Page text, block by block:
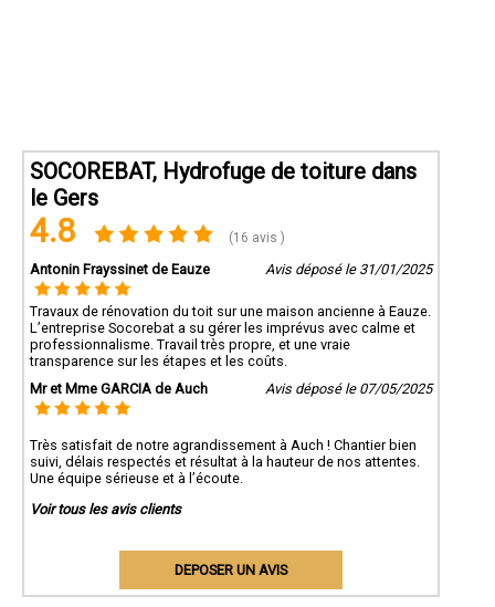
SOCOREBAT, Hydrofuge de toiture dans
le Gers
4.8 (16 avis )
Antonin Frayssinet de Eauze Avis déposé le 31/01/2025
Travaux de rénovation du toit sur une maison ancienne à Eauze.
L’entreprise Socorebat a su gérer les imprévus avec calme et
professionnalisme. Travail très propre, et une vraie
transparence sur les étapes et les coûts.
Mr et Mme GARCIA de Auch
Avis déposé le 07/05/2025
Très satisfait de notre agrandissement à Auch ! Chantier bien
suivi, délais respectés et résultat à la hauteur de nos attentes.
Une équipe sérieuse et à l’écoute.
Voir tous les avis clients
DEPOSER UN AVIS